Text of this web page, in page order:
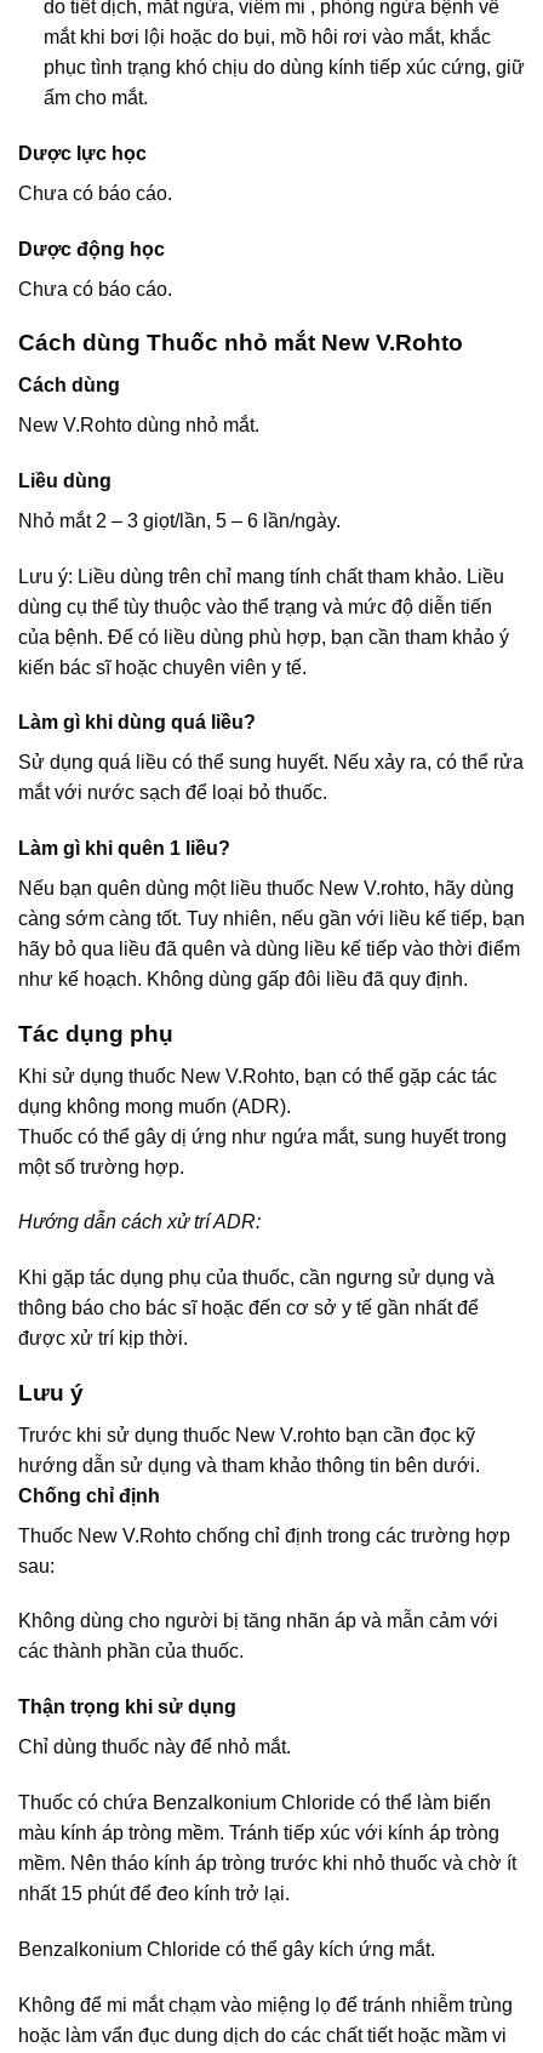
do tiết dịch, mắt ngứa, viêm mi , phòng ngừa bệnh về
mắt khi bơi lội hoặc do bụi, mồ hôi rơi vào mắt, khắc
phục tình trạng khó chịu do dùng kính tiếp xúc cứng, giữ
ẩm cho mắt.
Dược lực học
Chưa có báo cáo.
Dược động học
Chưa có báo cáo.
Cách dùng Thuốc nhỏ mắt New V.Rohto
Cách dùng
New V.Rohto dùng nhỏ mắt.
Liều dùng
Nhỏ mắt 2 – 3 giọt/lần, 5 – 6 lần/ngày.
Lưu ý: Liều dùng trên chỉ mang tính chất tham khảo. Liều
dùng cụ thể tùy thuộc vào thể trạng và mức độ diễn tiến
của bệnh. Để có liều dùng phù hợp, bạn cần tham khảo ý
kiến bác sĩ hoặc chuyên viên y tế.
Làm gì khi dùng quá liều?
Sử dụng quá liều có thể sung huyết. Nếu xảy ra, có thể rửa
mắt với nước sạch để loại bỏ thuốc.
Làm gì khi quên 1 liều?
Nếu bạn quên dùng một liều thuốc New V.rohto, hãy dùng
càng sớm càng tốt. Tuy nhiên, nếu gần với liều kế tiếp, bạn
hãy bỏ qua liều đã quên và dùng liều kế tiếp vào thời điểm
như kế hoạch. Không dùng gấp đôi liều đã quy định.
Tác dụng phụ
Khi sử dụng thuốc New V.Rohto, bạn có thể gặp các tác
dụng không mong muốn (ADR).
Thuốc có thể gây dị ứng như ngứa mắt, sung huyết trong
một số trường hợp.
Hướng dẫn cách xử trí ADR:
Khi gặp tác dụng phụ của thuốc, cần ngưng sử dụng và
thông báo cho bác sĩ hoặc đến cơ sở y tế gần nhất để
được xử trí kịp thời.
Lưu ý
Trước khi sử dụng thuốc New V.rohto bạn cần đọc kỹ
hướng dẫn sử dụng và tham khảo thông tin bên dưới.
Chống chỉ định
Thuốc New V.Rohto chống chỉ định trong các trường hợp
sau:
Không dùng cho người bị tăng nhãn áp và mẫn cảm với
các thành phần của thuốc.
Thận trọng khi sử dụng
Chỉ dùng thuốc này để nhỏ mắt.
Thuốc có chứa Benzalkonium Chloride có thể làm biến
màu kính áp tròng mềm. Tránh tiếp xúc với kính áp tròng
mềm. Nên tháo kính áp tròng trước khi nhỏ thuốc và chờ ít
nhất 15 phút để đeo kính trở lại.
Benzalkonium Chloride có thể gây kích ứng mắt.
Không để mi mắt chạm vào miệng lọ để tránh nhiễm trùng
hoặc làm vẩn đục dung dịch do các chất tiết hoặc mầm vi